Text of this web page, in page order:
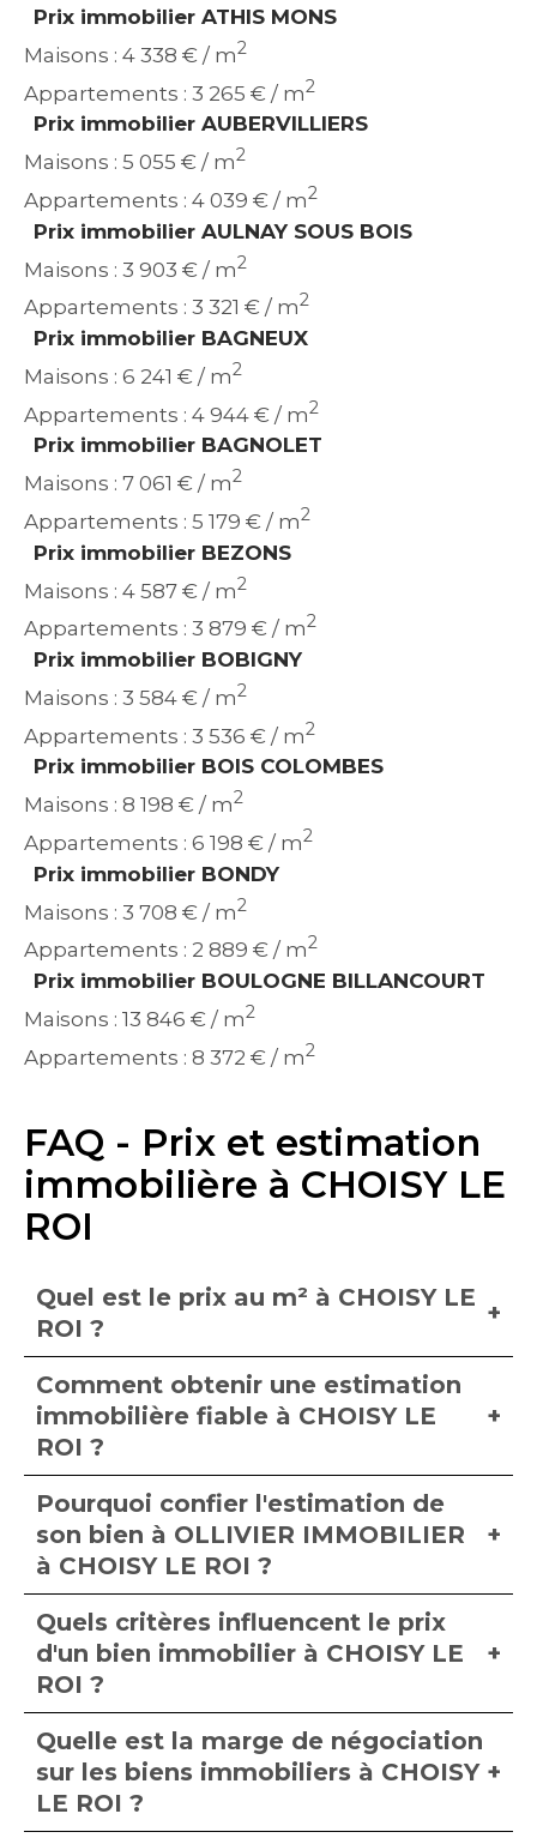
Prix immobilier ATHIS MONS
Maisons : 4 338 € / m2
Appartements : 3 265 € / m2
Prix immobilier AUBERVILLIERS
Maisons : 5 055 € / m2
Appartements : 4 039 € / m2
Prix immobilier AULNAY SOUS BOIS
Maisons : 3 903 € / m2
Appartements : 3 321 € / m2
Prix immobilier BAGNEUX
Maisons : 6 241 € / m2
Appartements : 4 944 € / m2
Prix immobilier BAGNOLET
Maisons : 7 061 € / m2
Appartements : 5 179 € / m2
Prix immobilier BEZONS
Maisons : 4 587 € / m2
Appartements : 3 879 € / m2
Prix immobilier BOBIGNY
Maisons : 3 584 € / m2
Appartements : 3 536 € / m2
Prix immobilier BOIS COLOMBES
Maisons : 8 198 € / m2
Appartements : 6 198 € / m2
Prix immobilier BONDY
Maisons : 3 708 € / m2
Appartements : 2 889 € / m2
Prix immobilier BOULOGNE BILLANCOURT
Maisons : 13 846 € / m2
Appartements : 8 372 € / m2
FAQ - Prix et estimation
immobilière à CHOISY LE
ROI
Quel est le prix au m² à CHOISY LE
ROI ?
Comment obtenir une estimation
immobilière fiable à CHOISY LE
ROI ?
Pourquoi confier l'estimation de
son bien à OLLIVIER IMMOBILIER
à CHOISY LE ROI ?
Quels critères influencent le prix
d'un bien immobilier à CHOISY LE
ROI ?
Quelle est la marge de négociation
sur les biens immobiliers à CHOISY
LE ROI ?